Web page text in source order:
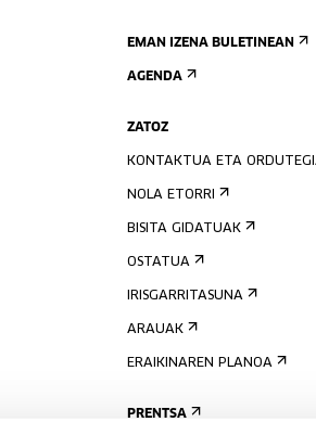
EMAN IZENA BULETINEAN
AGENDA
ZATOZ
KONTAKTUA ETA
NOLA ETORRI
BISITA GIDATUAK
OSTATUA
IRISGARRITASUNA
ARAUAK
ERAIKINAREN PLANOA
PRENTSA